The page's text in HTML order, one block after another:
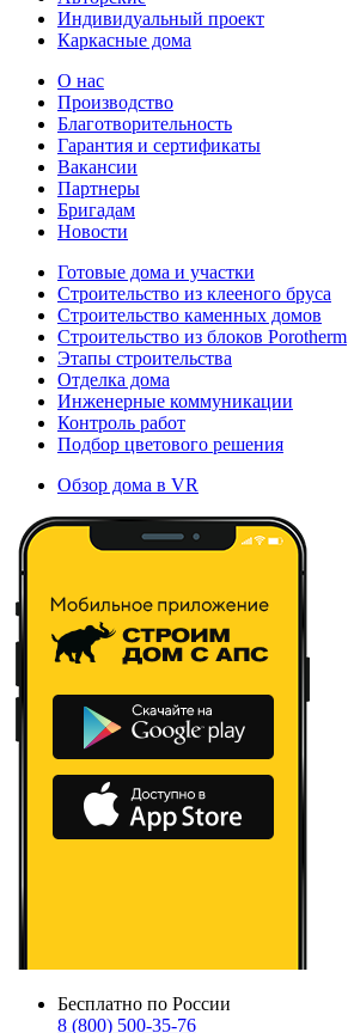
Индивидуальный проект
Каркасные дома
О нас
Производство
Благотворительность
Гарантия и сертификаты
Вакансии
Партнеры
Бригадам
Новости
Готовые дома и участки
Строительство из клееного бруса
Строительство каменных домов
Строительство из блоков Porotherm
Этапы строительства
Отделка дома
Инженерные коммуникации
Контроль работ
Подбор цветового решения
Обзор дома в VR
Бесплатно по России
8 (800) 500-35-76